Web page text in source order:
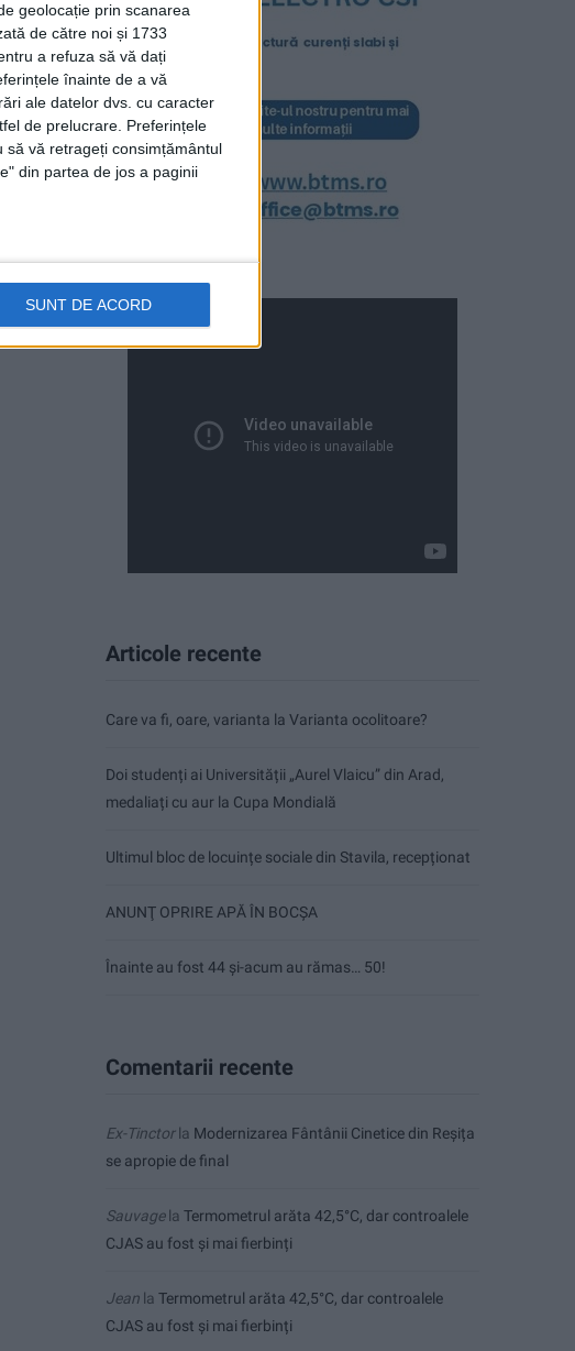
geolocație prin scanarea
de către noi și 1733
a refuza să vă dați
înainte de a vă
ale datelor dvs. cu caracter
de prelucrare. Preferințele
să vă retrageți consimțământul
din partea de jos a paginii
SUNT DE ACORD
Articole recente
Care va fi, oare, varianta la Varianta ocolitoare?
Doi studenți ai Universității „Aurel Vlaicu” din Arad,
medaliați cu aur la Cupa Mondială
Ultimul bloc de locuințe sociale din Stavila, recepționat
ANUNŢ OPRIRE APĂ ÎN BOCȘA
Înainte au fost 44 și-acum au rămas… 50!
Comentarii recente
Ex-Tinctorla Modernizarea Fântânii Cinetice din Reșița
se apropie de final
Sauvagela Termometrul arăta 42,5°C, dar controalele
CJAS au fost și mai fierbinți
Jean la Termometrul arăta 42,5°C, dar controalele
CJAS au fost și mai fierbinți